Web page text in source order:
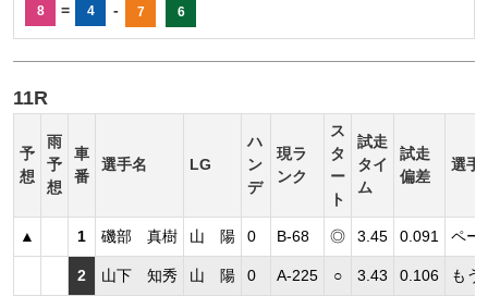
8 = 4 - 7 6
11R
予
想
雨
予
想
車
番
選手名 LG
ハ
ン
デ
現ラ
ンク
ス
タ
ー
ト
試走
タイ
ム
試走
偏差
選手
▲ 1 磯部 真樹 山 陽 0 B-68 ◎ 3.45 0.091 ペー
2 山下 知秀 山 陽 0 A-225 ○ 3.43 0.106 もう